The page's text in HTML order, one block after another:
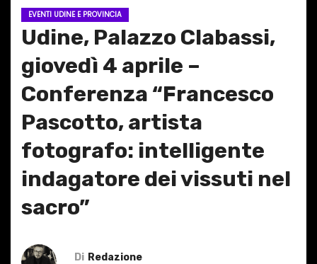
EVENTI UDINE E PROVINCIA
Udine, Palazzo Clabassi,
giovedì 4 aprile –
Conferenza “Francesco
Pascotto, artista
fotografo: intelligente
indagatore dei vissuti nel
sacro”
Di Redazione